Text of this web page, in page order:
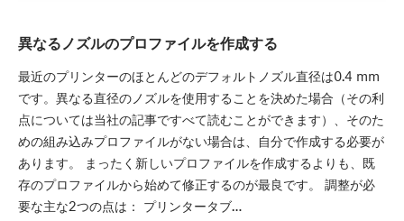
異なるノズルのプロファイルを作成する
最近のプリンターのほとんどのデフォルトノズル直径は0.4 mm
です。異なる直径のノズルを使用することを決めた場合（その利
点については当社の記事ですべて読むことができます）、そのた
めの組み込みプロファイルがない場合は、自分で作成する必要が
あります。 まったく新しいプロファイルを作成するよりも、既
存のプロファイルから始めて修正するのが最良です。 調整が必
要な主な2つの点は： プリンタータブ…